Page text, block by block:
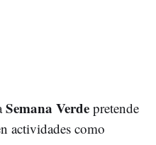
Semana Verde pretende
actividades como